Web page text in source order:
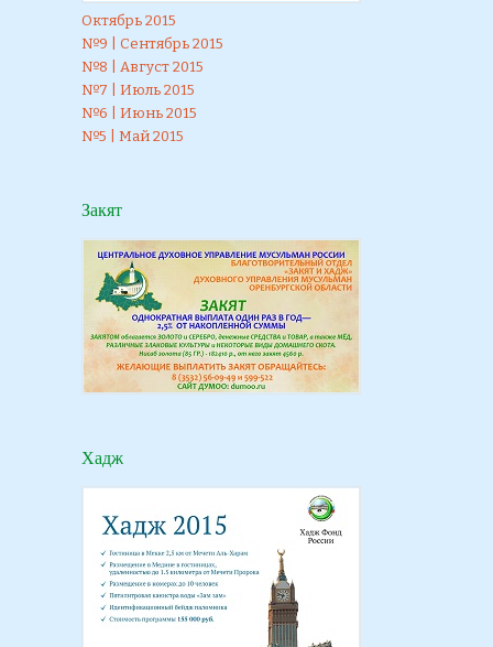
Октябрь 2015
№9 | Сентябрь 2015
№8 | Август 2015
№7 | Июль 2015
№6 | Июнь 2015
№5 | Май 2015
Закят
Хадж